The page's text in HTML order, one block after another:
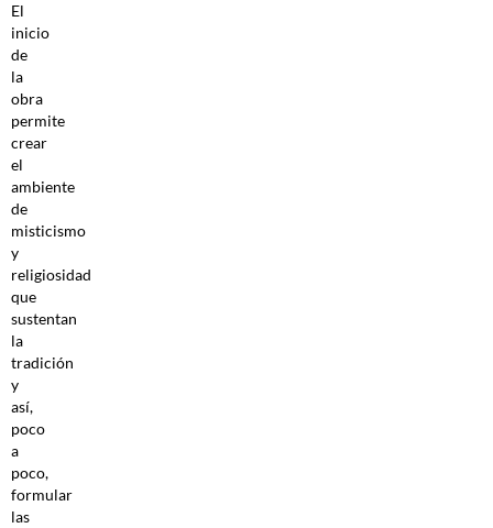
El
inicio
de
la
obra
permite
crear
el
ambiente
de
misticismo
y
religiosidad
que
sustentan
la
tradición
y
así,
poco
a
poco,
formular
las